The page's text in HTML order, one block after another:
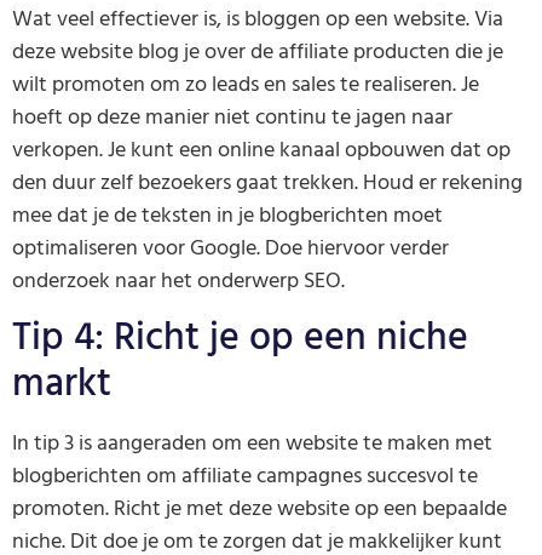
Wat veel effectiever is, is bloggen op een website. Via
deze website blog je over de affiliate producten die je
wilt promoten om zo leads en sales te realiseren. Je
hoeft op deze manier niet continu te jagen naar
verkopen. Je kunt een online kanaal opbouwen dat op
den duur zelf bezoekers gaat trekken. Houd er rekening
mee dat je de teksten in je blogberichten moet
optimaliseren voor Google. Doe hiervoor verder
onderzoek naar het onderwerp SEO.
Tip 4: Richt je op een niche
markt
In tip 3 is aangeraden om een website te maken met
blogberichten om affiliate campagnes succesvol te
promoten. Richt je met deze website op een bepaalde
niche. Dit doe je om te zorgen dat je makkelijker kunt